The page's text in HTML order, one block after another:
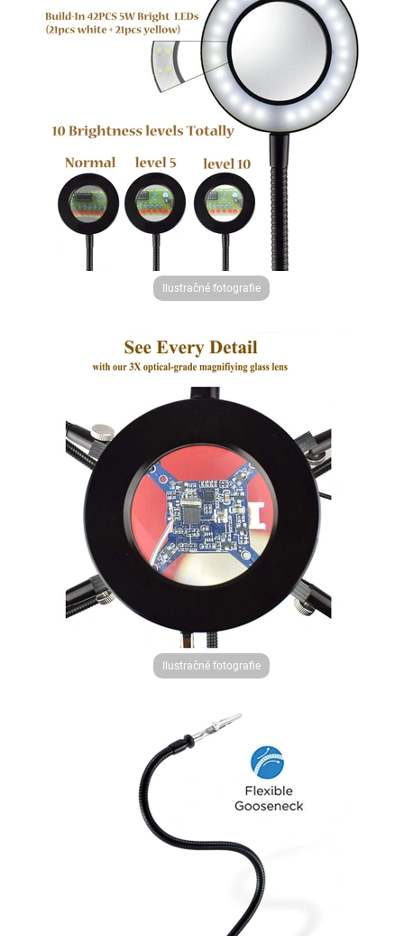
Ilustračné fotografie
Ilustračné fotografie